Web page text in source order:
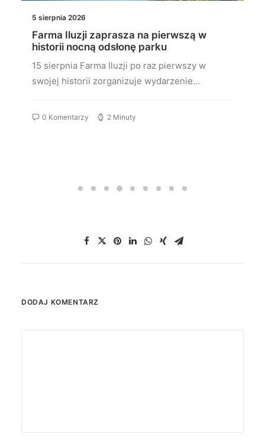
5 sierpnia 2026
Farma Iluzji zaprasza na pierwszą w
historii nocną odsłonę parku
15 sierpnia Farma Iluzji po raz pierwszy w
swojej historii zorganizuje wydarzenie…
0 Komentarzy 2 Minuty
DODAJ KOMENTARZ